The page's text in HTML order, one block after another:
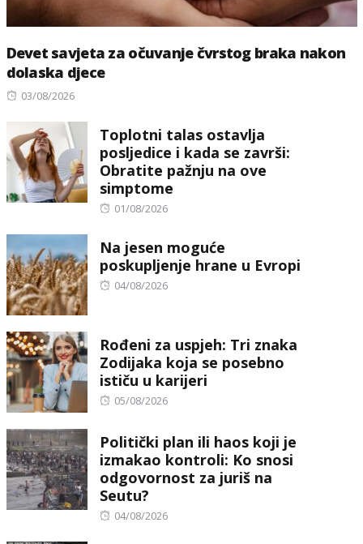
Devet savjeta za očuvanje čvrstog braka nakon
dolaska djece
Posted
03/08/2026
Toplotni talas ostavlja
posljedice i kada se završi:
Obratite pažnju na ove
simptome
Posted
01/08/2026
Na jesen moguće
poskupljenje hrane u Evropi
Posted
04/08/2026
Rođeni za uspjeh: Tri znaka
Zodijaka koja se posebno
ističu u karijeri
Posted
05/08/2026
Politički plan ili haos koji je
izmakao kontroli: Ko snosi
odgovornost za juriš na
Seutu?
Posted
04/08/2026